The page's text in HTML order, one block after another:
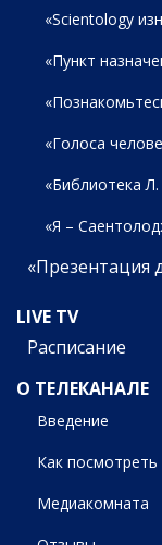
«Scientology
«Пункт
«Голоса
«Библиотека
«Я –
«Презентация
LIVE TV
Расписание
О ТЕЛЕКАНАЛЕ
Введение
Как посмотреть
Медиакомната